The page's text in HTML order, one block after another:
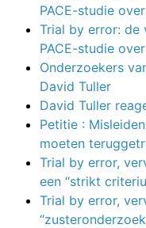
PACE-studie
Trial by error: de
PACE-studie
Onderzoekers
David Tuller
David Tuller
Petitie :
moeten
Trial by error,
een “strikt
Trial by error,